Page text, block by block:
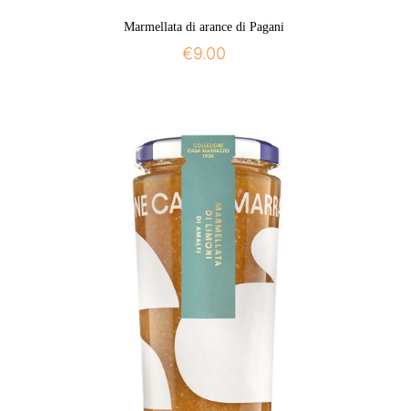
Marmellata di arance di Pagani
€9.00